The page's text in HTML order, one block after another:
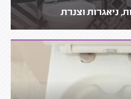
ניאגרות וצנרת